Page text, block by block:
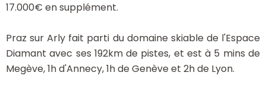
17.000€ en supplément.
Praz sur Arly fait parti du domaine skiable de l'Espace
Diamant avec ses 192km de pistes, et est à 5 mins de
Megève, 1h d'Annecy, 1h de Genève et 2h de Lyon.